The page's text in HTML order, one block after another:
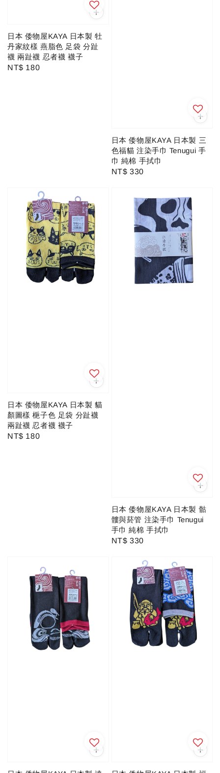
日本 倭物屋KAYA 日本製 牡
丹家紋樣 燕脂色 足袋 分趾
襪 兩趾襪 忍者襪 襪子
Regular
NT$ 180
日本 倭物屋KAYA 日本製 三
色福貓 注染手巾 Tenugui 手
巾 純棉 手拭巾
Regular
NT$ 330
日本 倭物屋KAYA 日本製 貓
顏圖樣 梔子色 足袋 分趾襪
兩趾襪 忍者襪 襪子
Regular
NT$ 180
日本 倭物屋KAYA 日本製 骷
髏與菸管 注染手巾 Tenugui
手巾 純棉 手拭巾
Regular
NT$ 330